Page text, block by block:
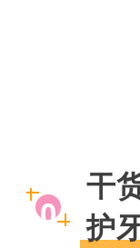
0
干
护